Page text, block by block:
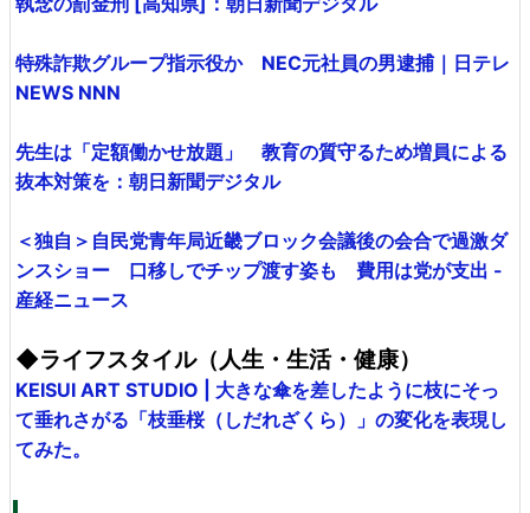
特殊詐欺グループ指示役か NEC元社員の男逮捕｜日テレ
NEWS NNN
先生は「定額働かせ放題」 教育の質守るため増員による
抜本対策を：朝日新聞デジタル
＜独自＞自民党青年局近畿ブロック会議後の会合で過激ダ
ンスショー 口移しでチップ渡す姿も 費用は党が支出 -
産経ニュース
◆ライフスタイル（人生・生活・健康）
KEISUI ART STUDIO | 大きな傘を差したように枝にそっ
て垂れさがる「枝垂桜（しだれざくら）」の変化を表現し
てみた。